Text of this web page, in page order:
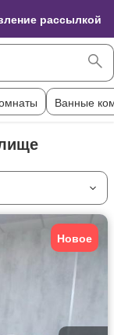
рассылкой
Ванные
Новое